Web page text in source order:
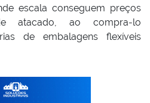
escala conseguem preços
atacado, ao compra-lo
de embalagens flexíveis